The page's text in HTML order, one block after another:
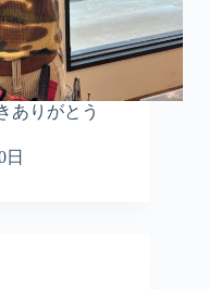
ありがとう
日